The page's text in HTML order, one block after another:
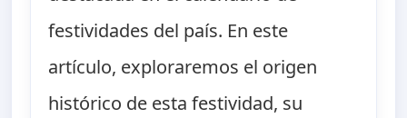
festividades del país. En este
artículo, exploraremos el origen
histórico de esta festividad, su